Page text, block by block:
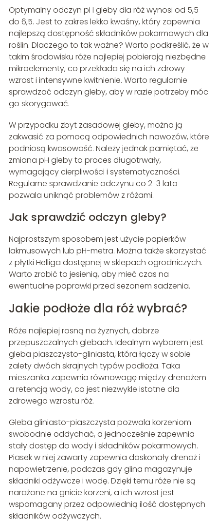
Optymalny odczyn pH gleby dla róż wynosi od 5,5
do 6,5. Jest to zakres lekko kwaśny, który zapewnia
najlepszą dostępność składników pokarmowych dla
roślin. Dlaczego to tak ważne? Warto podkreślić, że w
takim środowisku róże najlepiej pobierają niezbędne
mikroelementy, co przekłada się na ich zdrowy
wzrost i intensywne kwitnienie. Warto regularnie
sprawdzać odczyn gleby, aby w razie potrzeby móc
go skorygować.
W przypadku zbyt zasadowej gleby, można ją
zakwasić za pomocą odpowiednich nawozów, które
podniosą kwasowość. Należy jednak pamiętać, że
zmiana pH gleby to proces długotrwały,
wymagający cierpliwości i systematyczności.
Regularne sprawdzanie odczynu co 2-3 lata
pozwala uniknąć problemów z różami.
Jak sprawdzić odczyn gleby?
Najprostszym sposobem jest użycie papierków
lakmusowych lub pH-metra. Można także skorzystać
z płytki Helliga dostępnej w sklepach ogrodniczych.
Warto zrobić to jesienią, aby mieć czas na
ewentualne poprawki przed sezonem sadzenia.
Jakie podłoże dla róż wybrać?
Róże najlepiej rosną na żyznych, dobrze
przepuszczalnych glebach. Idealnym wyborem jest
gleba piaszczysto-gliniasta, która łączy w sobie
zalety dwóch skrajnych typów podłoża. Taka
mieszanka zapewnia równowagę między drenażem
a retencją wody, co jest niezwykle istotne dla
zdrowego wzrostu róż.
Gleba gliniasto-piaszczysta pozwala korzeniom
swobodnie oddychać, a jednocześnie zapewnia
stały dostęp do wody i składników pokarmowych.
Piasek w niej zawarty zapewnia doskonały drenaż i
napowietrzenie, podczas gdy glina magazynuje
składniki odżywcze i wodę. Dzięki temu róże nie są
narażone na gnicie korzeni, a ich wzrost jest
wspomagany przez odpowiednią ilość dostępnych
składników odżywczych.